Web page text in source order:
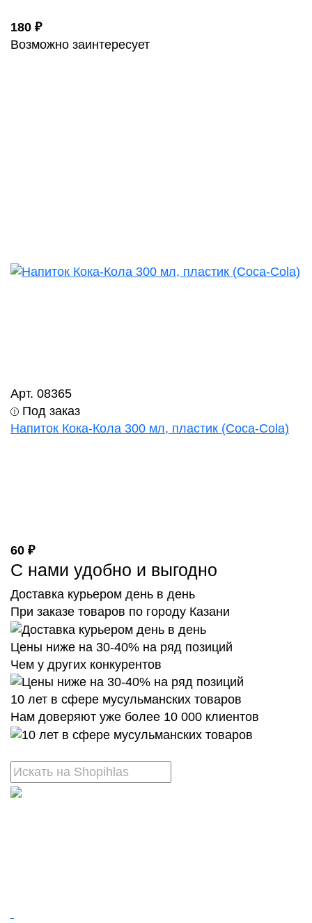
180 ₽
Возможно заинтересует
Арт. 08365
Под заказ
Напиток Кока-Кола 300 мл, пластик (Coca-Cola)
60 ₽
С нами удобно и выгодно
Доставка курьером день в день
При заказе товаров по городу Казани
Цены ниже на 30-40% на ряд позиций
Чем у других конкурентов
10 лет в сфере мусульманских товаров
Нам доверяют уже более 10 000 клиентов